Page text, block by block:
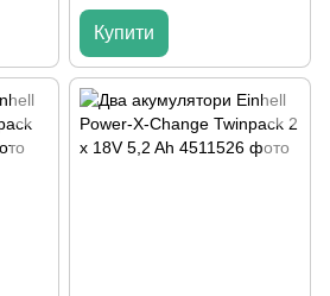
Купити